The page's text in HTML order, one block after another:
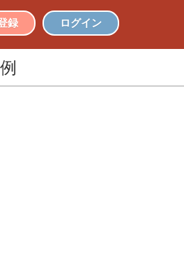
録 ログイン